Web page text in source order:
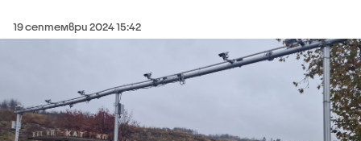
19 септември 2024 15:42